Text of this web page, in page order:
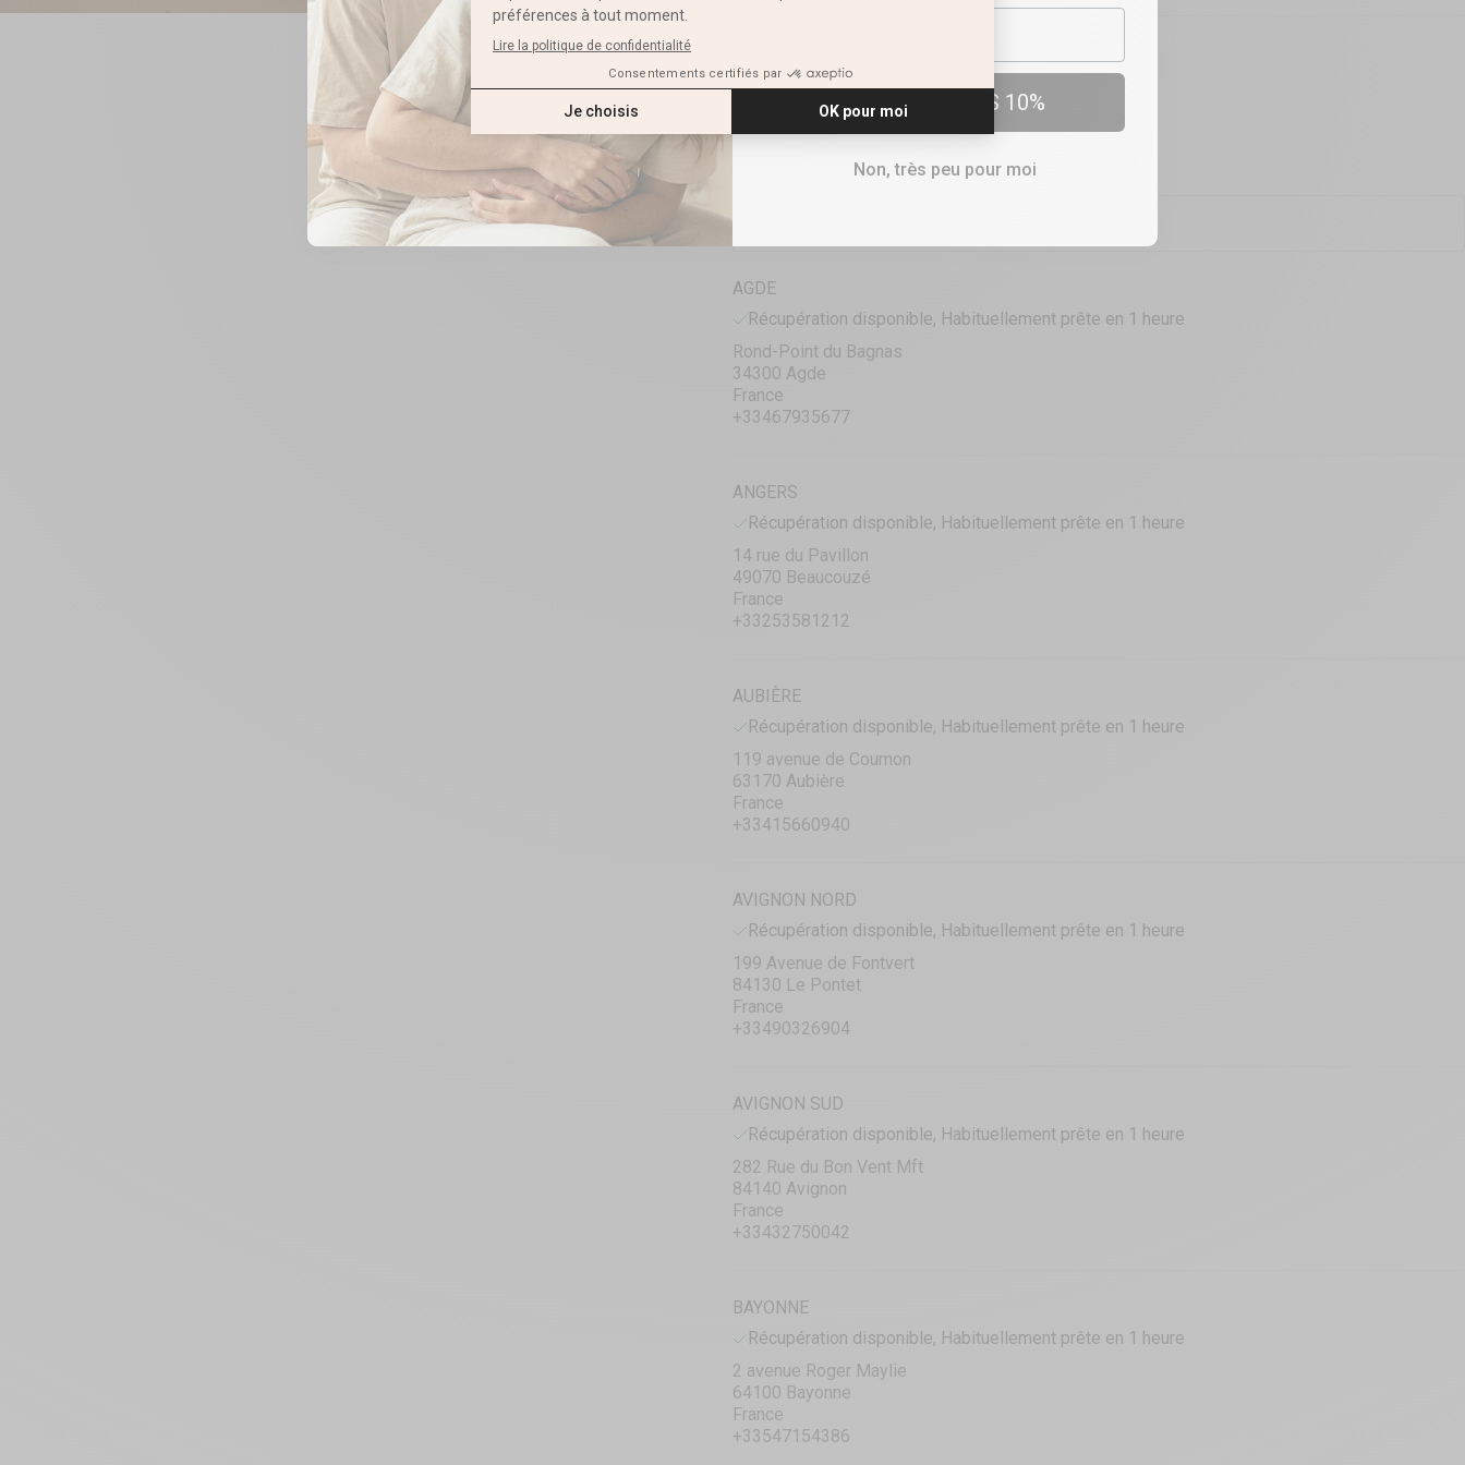
PRÊTE EN 1 HEURE
VOIR LA DISPONIBILITÉ EN BOUTIQUES
100ML
AGDE
Récupération disponible, Habituellement prête en 1 heure
Rond-Point du Bagnas
34300 Agde
France
+33467935677
ANGERS
Récupération disponible, Habituellement prête en 1 heure
14 rue du Pavillon
49070 Beaucouzé
France
+33253581212
AUBIÈRE
Récupération disponible, Habituellement prête en 1 heure
119 avenue de Cournon
63170 Aubière
France
+33415660940
AVIGNON NORD
Récupération disponible, Habituellement prête en 1 heure
199 Avenue de Fontvert
84130 Le Pontet
France
+33490326904
AVIGNON SUD
Récupération disponible, Habituellement prête en 1 heure
282 Rue du Bon Vent Mft
84140 Avignon
France
+33432750042
BAYONNE
Récupération disponible, Habituellement prête en 1 heure
2 avenue Roger Maylie
64100 Bayonne
France
+33547154386
RECEVOIR MES 10%
Non, très peu pour moi